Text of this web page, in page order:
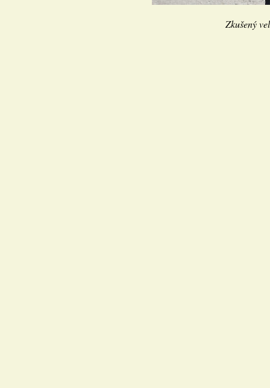
Zkušený